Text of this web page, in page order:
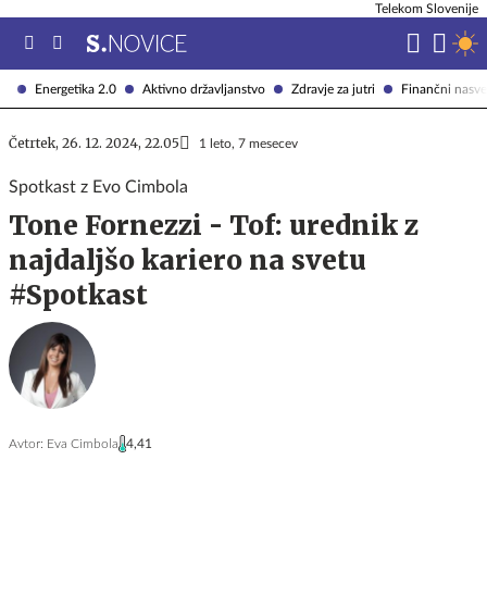
Energetika 2.0 Aktivno državljanstvo Zdravje za jutri Finančni
Telekom Slovenije
Četrtek, 26. 12. 2024, 22.05 1 leto, 7 mesecev
Spotkast z Evo Cimbola
Tone Fornezzi - Tof: urednik z
najdaljšo kariero na svetu
#Spotkast
Avtor: Eva Cimbola 4,41